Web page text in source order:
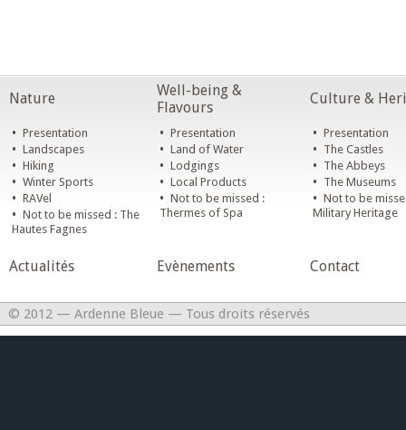
Nature
Well-being &
Flavours
Culture &
• Presentation
• Landscapes
• Hiking
• Winter Sports
• RAVel
• Not to be missed : The
Hautes Fagnes
• Presentation
• Land of Water
• Lodgings
• Local Products
• Not to be missed :
Thermes of Spa
• Presentation
• The Castles
• The Abbeys
• The Museums
• Not to be
Military Heritage
Actualités Evènements Contact
© 2012 — Ardenne Bleue — Tous droits réservés